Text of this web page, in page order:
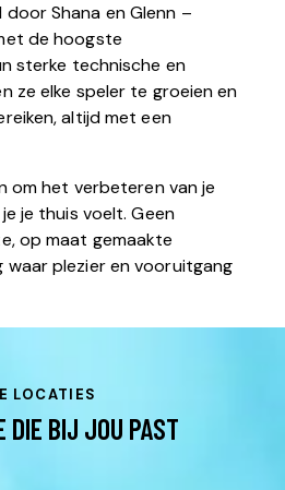
Shana en Glenn –
de hoogste
sterke technische en
ze elke speler te groeien en
altijd met een
om het verbeteren van je
je thuis voelt. Geen
op maat gemaakte
waar plezier en vooruitgang
LOCATIES
DIE BIJ JOU PAST